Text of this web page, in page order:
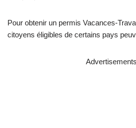
Pour obtenir un permis Vacances-
citoyens éligibles de certains pays
Advertisements